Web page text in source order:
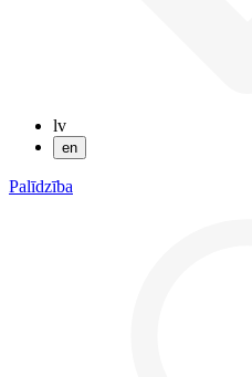
lv
en
Palīdzība